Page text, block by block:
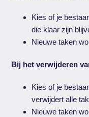
Kies of je
die klaar zijn
Nieuwe taken
Bij het verwijderen
Kies of je
verwijdert alle
Nieuwe taken